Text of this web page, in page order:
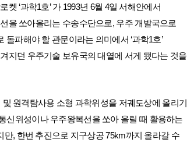
‘과학1호’ 가 1993년 6월 4일 서해안에서
을 쏘아올리는 수송수단으로, 우주 개발국으로
파해야 할 관문이라는 의미에서 ‘과학1호’
지던 우주기술 보유국의 대열에 서게 됐다는 것을
및 원격탐사용 소형 과학위성을 저궤도상에 올리기
신위성이나 우주왕복선을 쏘아 올릴 때 활용하는
, 한번 추진으로 지구상공 75km까지 올라갈 수